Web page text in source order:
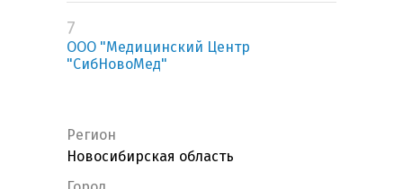
7
ООО "Медицинский Центр
"СибНовоМед"
Регион
Новосибирская область